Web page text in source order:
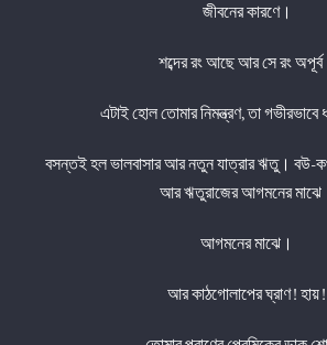
জীবনের কারণে।
শব্দের রং আছে আর সে রং
এটাই হোল তোমার নিমন্ত্রণ, তা গভীরভাবে
বসন্তই হল ভালবাসার আর নতুন যাত্রার ঋতু। বউ-
আর ঋতুরাজের আগমনের
আগমনের মাঝে।
আর কাঠগোলাপের ঘ্রাণ! হায়!